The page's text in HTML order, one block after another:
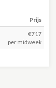
Prijs
€717
per midweek